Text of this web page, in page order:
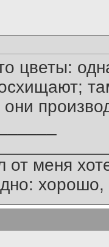
цветы:
от меня